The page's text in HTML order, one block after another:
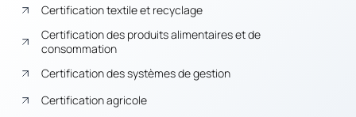
Certification textile et recyclage
Certification des produits alimentaires et de
consommation
Certification des systèmes de gestion
Certification agricole